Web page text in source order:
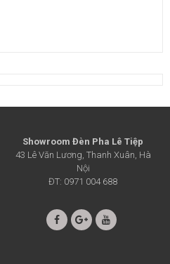
Showroom Đèn Pha Lê Tiệp
43 Lê Văn Lương, Thanh Xuân, Hà
Nội
ĐT: 0971 004 688